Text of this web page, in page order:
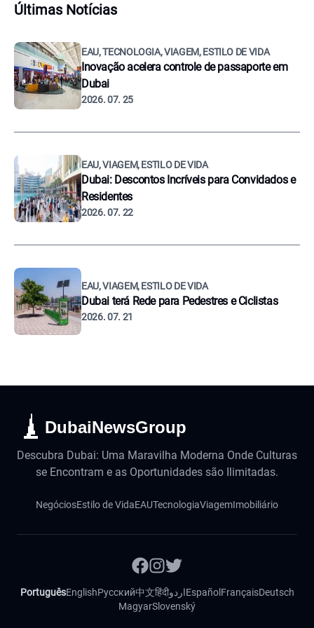
Últimas Notícias
EAU, TECNOLOGIA, VIAGEM, ESTILO DE VIDA
Inovação acelera controle de passaporte em
Dubai
2026. 07. 25
EAU, VIAGEM, ESTILO DE VIDA
Dubai: Descontos Incríveis para Convidados e
Residentes
2026. 07. 22
EAU, VIAGEM, ESTILO DE VIDA
Dubai terá Rede para Pedestres e Ciclistas
2026. 07. 21
DubaiNewsGroup
Descubra Dubai: Uma Maravilha Moderna Onde Culturas
se Encontram e as Oportunidades são Ilimitadas.
NegóciosEstilo de VidaEAUTecnologiaViagemImobiliário
PortuguêsEnglishРусский中文हिंदीاردوEspañol FrançaisDeutsch
MagyarSlovenský